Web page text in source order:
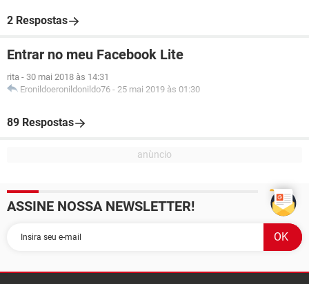
2 Respostas
Entrar no meu Facebook Lite
rita - 30 mai 2018 às 14:31
Eronildoeronildonildo76 - 25 mai 2019 às 01:30
89 Respostas
ASSINE NOSSA NEWSLETTER!